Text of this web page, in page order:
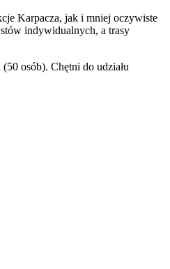
Karpacza, jak i mniej oczywiste
indywidualnych, a trasy
osób). Chętni do udziału